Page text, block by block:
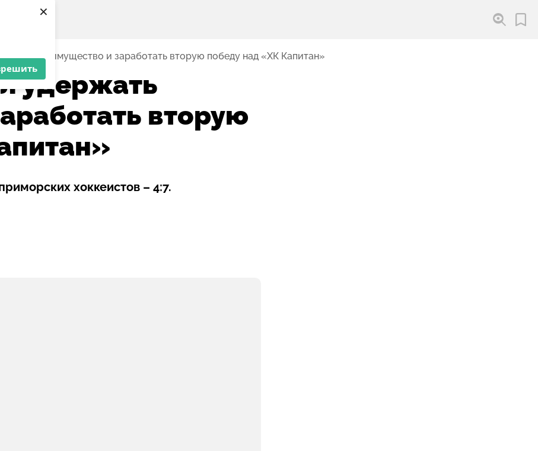
×
преимущество и заработать вторую победу над «ХК Капитан»
удержать
вторую
хоккеистов – 4:7.